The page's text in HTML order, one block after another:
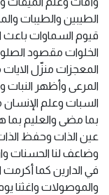
الطيبين والطيبات
قيوم السماوات باعث
الخلوات مقصود
المعجزات منزّل الايات
المرعى وأظهر
السبات وعلم الإنسان
بما مضى والعليم بما
عين الذات وحفظ الذات
وضاعف لنا الحسنات
في الدارين كما
والموصولات واغثنا